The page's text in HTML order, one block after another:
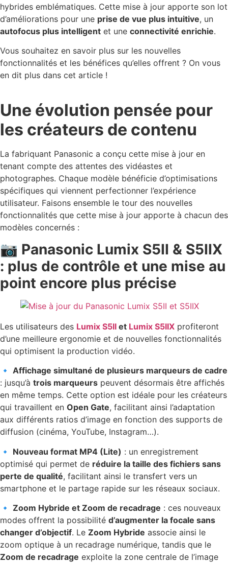
hybrides emblématiques. Cette mise à jour apporte son lot
d’améliorations pour une prise de vue plus intuitive, un
autofocus plus intelligent et une connectivité enrichie.
Vous souhaitez en savoir plus sur les nouvelles
fonctionnalités et les bénéfices qu’elles offrent ? On vous
en dit plus dans cet article !
Une évolution pensée pour
les créateurs de contenu
La fabriquant Panasonic a conçu cette mise à jour en
tenant compte des attentes des vidéastes et
photographes. Chaque modèle bénéficie d’optimisations
spécifiques qui viennent perfectionner l’expérience
utilisateur. Faisons ensemble le tour des nouvelles
fonctionnalités que cette mise à jour apporte à chacun des
modèles concernés :
📷 Panasonic Lumix S5II & S5IIX
: plus de contrôle et une mise au
point encore plus précise
Les utilisateurs des Lumix S5II et Lumix S5IIX profiteront
d’une meilleure ergonomie et de nouvelles fonctionnalités
qui optimisent la production vidéo.
🔹 Affichage simultané de plusieurs marqueurs de cadre
: jusqu’à trois marqueurs peuvent désormais être affichés
en même temps. Cette option est idéale pour les créateurs
qui travaillent en Open Gate, facilitant ainsi l’adaptation
aux différents ratios d’image en fonction des supports de
diffusion (cinéma, YouTube, Instagram…).
🔹 Nouveau format MP4 (Lite) : un enregistrement
optimisé qui permet de réduire la taille des fichiers sans
perte de qualité, facilitant ainsi le transfert vers un
smartphone et le partage rapide sur les réseaux sociaux.
🔹 Zoom Hybride et Zoom de recadrage : ces nouveaux
modes offrent la possibilité d’augmenter la focale sans
changer d’objectif. Le Zoom Hybride associe ainsi le
zoom optique à un recadrage numérique, tandis que le
Zoom de recadrage exploite la zone centrale de l’image